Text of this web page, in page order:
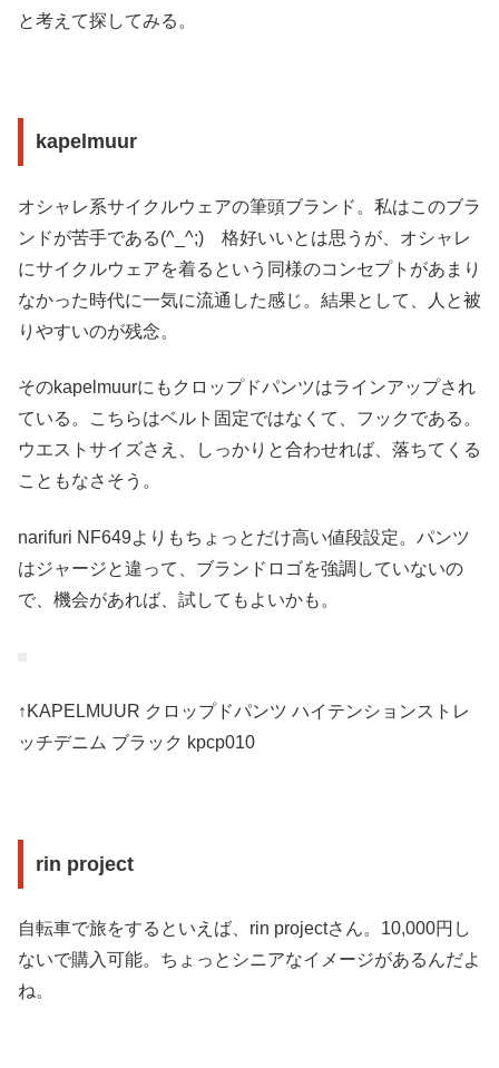
と考えて探してみる。
kapelmuur
オシャレ系サイクルウェアの筆頭ブランド。私はこのブラ
ンドが苦手である(^_^;) 格好いいとは思うが、オシャレ
にサイクルウェアを着るという同様のコンセプトがあまり
なかった時代に一気に流通した感じ。結果として、人と被
りやすいのが残念。
そのkapelmuurにもクロップドパンツはラインアップされ
ている。こちらはベルト固定ではなくて、フックである。
ウエストサイズさえ、しっかりと合わせれば、落ちてくる
こともなさそう。
narifuri NF649よりもちょっとだけ高い値段設定。パンツ
はジャージと違って、ブランドロゴを強調していないの
で、機会があれば、試してもよいかも。
↑KAPELMUUR クロップドパンツ ハイテンションストレ
ッチデニム ブラック kpcp010
rin project
自転車で旅をするといえば、rin projectさん。10,000円し
ないで購入可能。ちょっとシニアなイメージがあるんだよ
ね。